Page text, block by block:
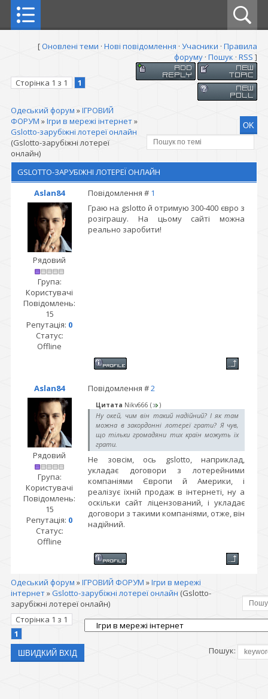
[Оновлені теми · Нові повідомлення · Учасники · Правила
форуму · Пошук · RSS ]
Сторінка 1 з 1 1
Одеський форум »ІГРОВИЙ
ФОРУМ »Ігри в мережі інтернет»
Gslotto-зарубіжні лотереї онлайн
(Gslotto-зарубіжні лотереї
онлайн)
GSLOTTO-ЗАРУБІЖНІ ЛОТЕРЕЇ ОНЛАЙН
Aslan84
Повідомлення # 1
Рядовий
Група:
Користувачі
Повідомлень:
15
Репутація: 0
Статус:
Offline
Граю на gslotto й отримую 300-400 євро з
розіграшу. На цьому сайті можна
реально заробити!
Aslan84 Повідомлення #2
Рядовий
Група:
Користувачі
Повідомлень:
15
Репутація: 0
Статус:
Offline
Цитата Nikv666 ( )
Ну окей, чим він такий надійний? І як там
можна в закордонні лотереї грати? Я чув,
що тільки громадяни тих країн можуть їх
грати.
Не зовсім, ось gslotto, наприклад,
укладає договори з лотерейними
компаніями Європи й Америки, і
реалізує їхній продаж в інтернеті, ну а
оскільки сайт ліцензований, і укладає
договори з такими компаніями, отже, він
надійний.
Одеський форум »ІГРОВИЙ ФОРУМ »Ігри в мережі
інтернет»Gslotto-зарубіжні лотереї онлайн (Gslotto-
зарубіжні лотереї онлайн)
Сторінка 1 з 1
1
Пошук: